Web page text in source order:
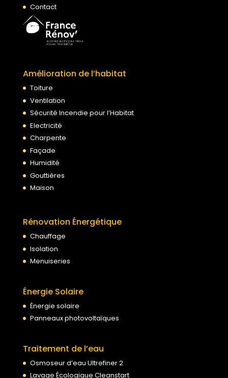
Contact
Amélioration de l’habitat
Toiture
Ventilation
Sécurité Incendie pour l’Habitat
Electricité
Charpente
Façade
Humidité
Gouttières
Maison
Rénovation Énergétique
Chauffage
Isolation
Menuiseries
Énergie Solaire
Énergie solaire
Panneaux photovoltaïques
Traitement de l’eau
Osmoseur d’eau Ultrefiner 2
Lavage Écologique Cleanstart